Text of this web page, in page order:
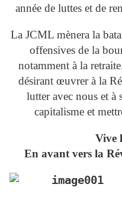
année de luttes et de
La JCML mènera la
offensives de la
notamment à la
désirant œuvrer à la
lutter avec nous et à
capitalisme et
Vive
En avant vers la